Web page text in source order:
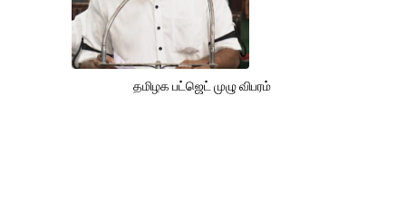
தமிழக பட்ஜெட் முழு விபரம்